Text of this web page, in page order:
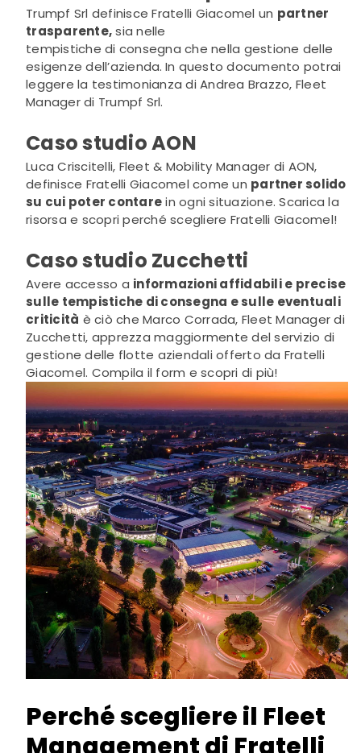
Trumpf Srl definisce Fratelli Giacomel un partner
trasparente, sia nelle
tempistiche di consegna che nella gestione delle
esigenze dell’azienda. In questo documento potrai
leggere la testimonianza di Andrea Brazzo, Fleet
Manager di Trumpf Srl.
Caso studio AON
Luca Criscitelli, Fleet & Mobility Manager di AON,
definisce Fratelli Giacomel come un partner solido
su cui poter contarein ogni situazione. Scarica la
risorsa e scopri perché scegliere Fratelli Giacomel!
Caso studio Zucchetti
Avere accesso a informazioni affidabili e precise
sulle tempistiche di consegna e sulle eventuali
criticità è ciò che Marco Corrada, Fleet Manager di
Zucchetti, apprezza maggiormente del servizio di
gestione delle flotte aziendali offerto da Fratelli
Giacomel. Compila il form e scopri di più!
Perché scegliere il Fleet
Management di Fratelli